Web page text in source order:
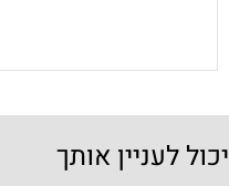
יכול לעניין אותך